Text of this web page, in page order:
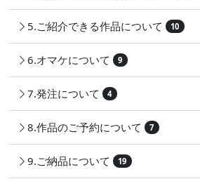
5.ご紹介できる作品について 10
6.オマケについて 9
7.発注について 4
8.作品のご予約について 7
9.ご納品について 19